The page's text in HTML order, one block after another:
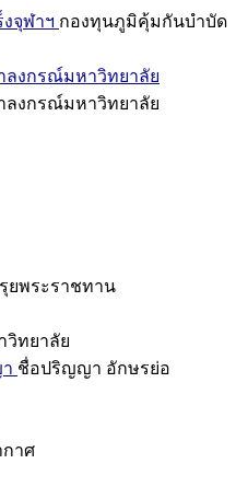
จุฬาฯ กองทุนภูมิคุ้มกันบำบัด
ลงกรณ์มหาวิทยาลัย
ลงกรณ์มหาวิทยาลัย
ยพระราชทาน
วิทยาลัย
ชื่อปริญญา อักษรย่อ
าศ